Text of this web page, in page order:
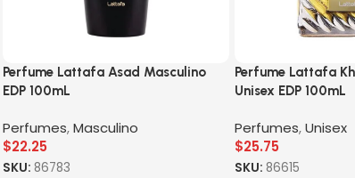
Perfume Lattafa Asad Masculino
EDP 100mL
Perfumes,Masculino
$22.25
SKU: 86783
Perfume Lattafa
Unisex EDP 100mL
Perfumes,Unisex
$25.75
SKU: 86615